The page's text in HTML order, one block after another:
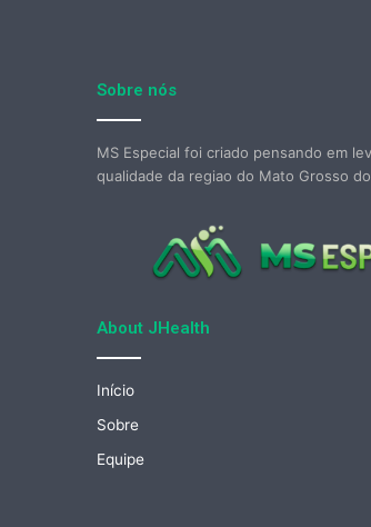
Sobre nós
MS Especial foi criado pensando em
qualidade da regiao do Mato Grosso
About JHealth
Início
Sobre
Equipe